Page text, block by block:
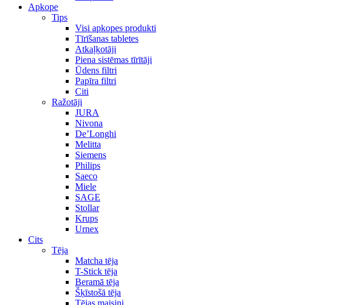
Apkope
Tips
Visi apkopes produkti
Tīrīšanas tabletes
Atkaļķotāji
Piena sistēmas tīrītāji
Ūdens filtri
Papīra filtri
Citi
Ražotāji
JURA
Nivona
De’Longhi
Melitta
Siemens
Philips
Saeco
Miele
SAGE
Stollar
Krups
Urnex
Cits
Tēja
Matcha tēja
T-Stick tēja
Beramā tēja
Šķīstošā tēja
Tējas maisiņi